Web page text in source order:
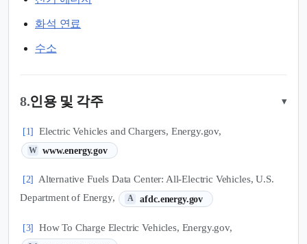
화석 연료
수소
8.인용 및 각주 ▾
[1] Electric Vehicles and Chargers, Energy.gov,
W www.energy.gov
(새 탭에서 열림)
[2] Alternative Fuels Data Center: All-Electric Vehicles, U.S.
Department of Energy,
A afdc.energy.gov
(새 탭에서 열림)
[3] How To Charge Electric Vehicles, Energy.gov,